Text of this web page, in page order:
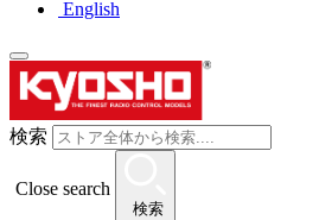
English
検索
Close search
検索